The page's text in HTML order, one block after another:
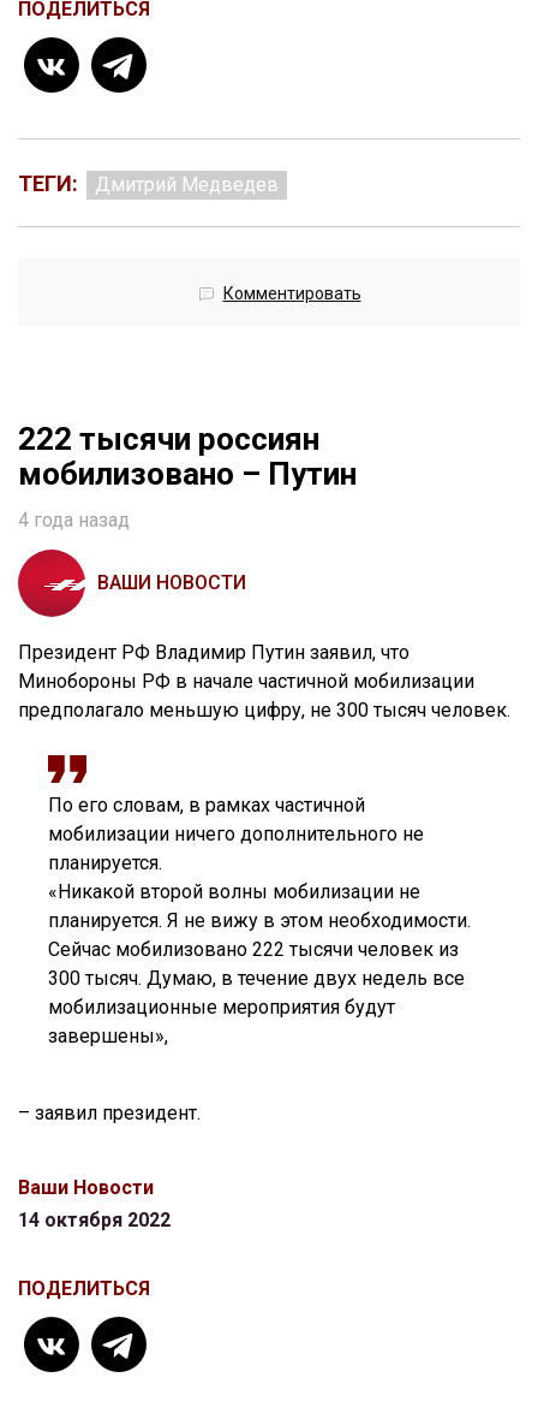
ПОДЕЛИТЬСЯ
ТЕГИ: Дмитрий Медведев
Комментировать
222 тысячи россиян
мобилизовано – Путин
4 года назад
ВАШИ НОВОСТИ
Президент РФ Владимир Путин заявил, что
Минобороны РФ в начале частичной мобилизации
предполагало меньшую цифру, не 300 тысяч человек.
По его словам, в рамках частичной
мобилизации ничего дополнительного не
планируется.
«Никакой второй волны мобилизации не
планируется. Я не вижу в этом необходимости.
Сейчас мобилизовано 222 тысячи человек из
300 тысяч. Думаю, в течение двух недель все
мобилизационные мероприятия будут
завершены»,
– заявил президент.
Ваши Новости
14 октября 2022
ПОДЕЛИТЬСЯ